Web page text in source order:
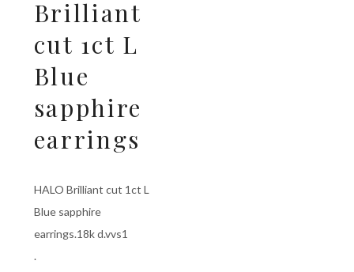
Brilliant
cut 1ct L
Blue
sapphire
earrings
HALO Brilliant cut 1ct L
Blue sapphire
earrings.18k d.vvs1
.